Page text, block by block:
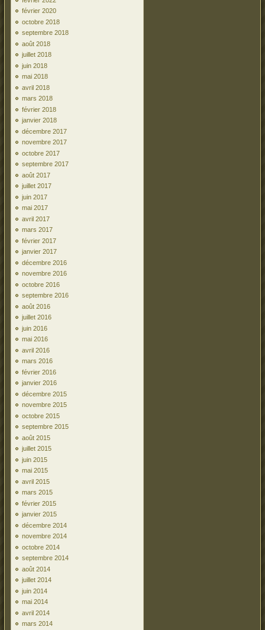
février 2020
octobre 2018
septembre 2018
août 2018
juillet 2018
juin 2018
mai 2018
avril 2018
mars 2018
février 2018
janvier 2018
décembre 2017
novembre 2017
octobre 2017
septembre 2017
août 2017
juillet 2017
juin 2017
mai 2017
avril 2017
mars 2017
février 2017
janvier 2017
décembre 2016
novembre 2016
octobre 2016
septembre 2016
août 2016
juillet 2016
juin 2016
mai 2016
avril 2016
mars 2016
février 2016
janvier 2016
décembre 2015
novembre 2015
octobre 2015
septembre 2015
août 2015
juillet 2015
juin 2015
mai 2015
avril 2015
mars 2015
février 2015
janvier 2015
décembre 2014
novembre 2014
octobre 2014
septembre 2014
août 2014
juillet 2014
juin 2014
mai 2014
avril 2014
mars 2014